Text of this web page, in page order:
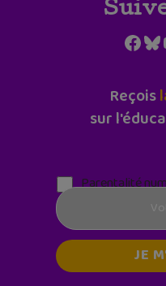
Reçois
sur
Parentalité